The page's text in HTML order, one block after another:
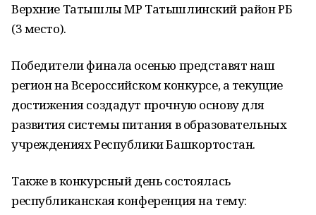
Верхние Татышлы МР Татышлинский район РБ
(3 место).
Победители финала осенью представят наш
регион на Всероссийском конкурсе, а текущие
достижения создадут прочную основу для
развития системы питания в образовательных
учреждениях Республики Башкортостан.
Также в конкурсный день состоялась
республиканская конференция на тему: